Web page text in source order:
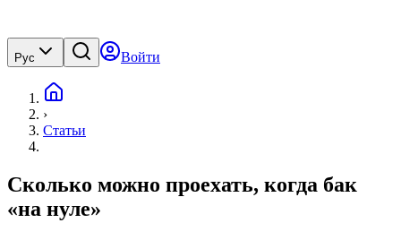
Рус Войти
›
Статьи
Сколько можно проехать, когда бак
«на нуле»